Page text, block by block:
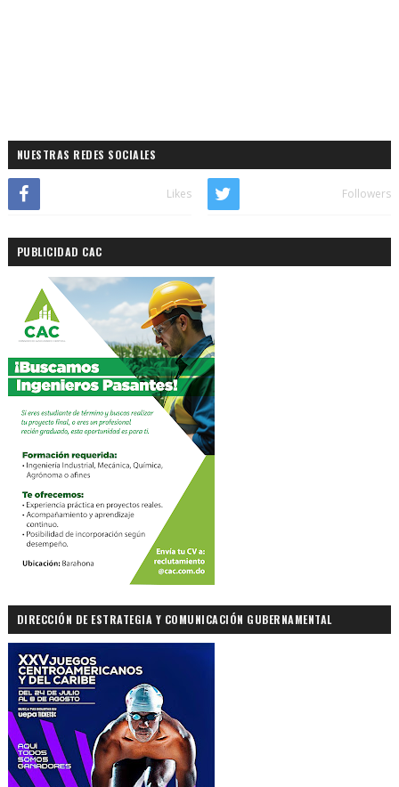
NUESTRAS REDES SOCIALES
Likes Followers
PUBLICIDAD CAC
DIRECCIÓN DE ESTRATEGIA Y COMUNICACIÓN GUBERNAMENTAL